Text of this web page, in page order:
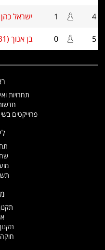
4
1 ישראל כהן
5
0 בן אנוך (31)
תחרויות
פרוייקטים